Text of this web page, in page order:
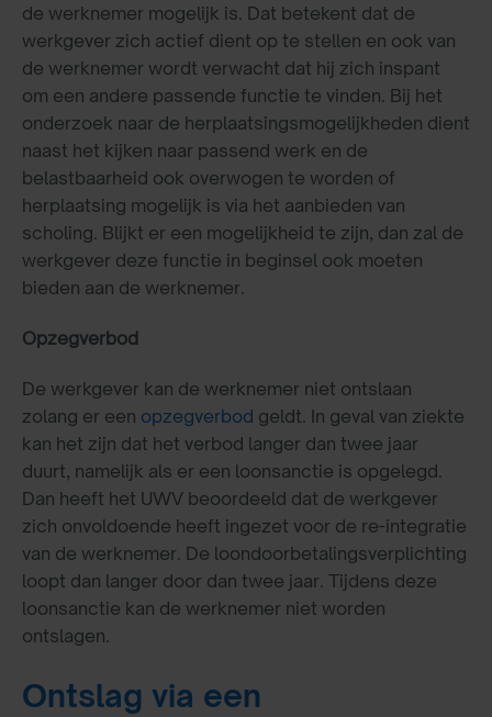
de werknemer mogelijk is. Dat betekent dat de
werkgever zich actief dient op te stellen en ook van
de werknemer wordt verwacht dat hij zich inspant
om een andere passende functie te vinden. Bij het
onderzoek naar de herplaatsingsmogelijkheden dient
naast het kijken naar passend werk en de
belastbaarheid ook overwogen te worden of
herplaatsing mogelijk is via het aanbieden van
scholing. Blijkt er een mogelijkheid te zijn, dan zal de
werkgever deze functie in beginsel ook moeten
bieden aan de werknemer.
Opzegverbod
De werkgever kan de werknemer niet ontslaan
zolang er een opzegverbod geldt. In geval van ziekte
kan het zijn dat het verbod langer dan twee jaar
duurt, namelijk als er een loonsanctie is opgelegd.
Dan heeft het UWV beoordeeld dat de werkgever
zich onvoldoende heeft ingezet voor de re-integratie
van de werknemer. De loondoorbetalingsverplichting
loopt dan langer door dan twee jaar. Tijdens deze
loonsanctie kan de werknemer niet worden
ontslagen.
Ontslag via een